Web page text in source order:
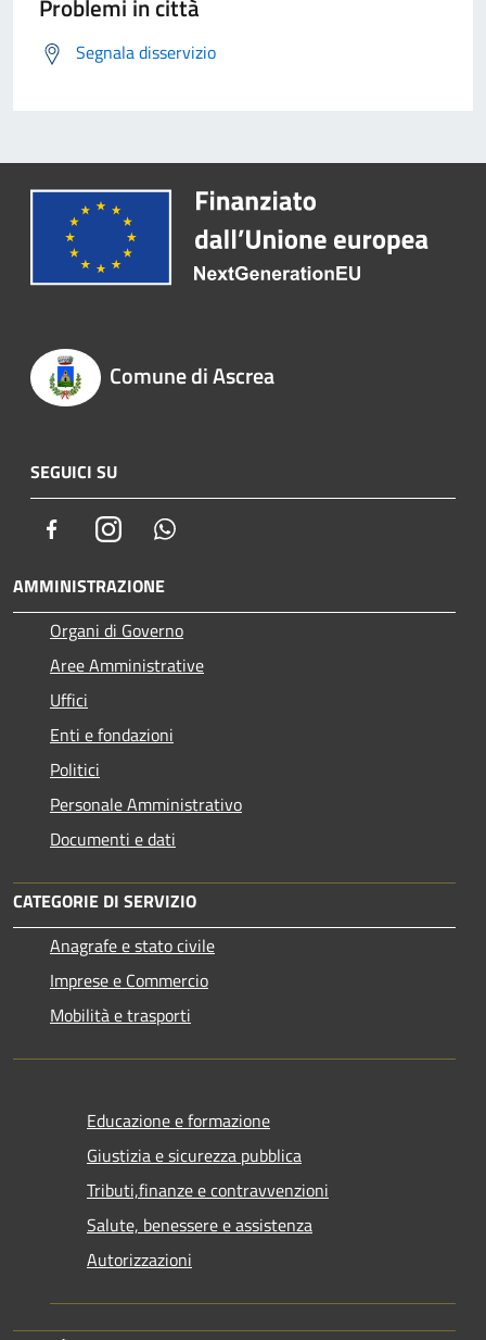
Problemi in città
Segnala disservizio
Comune di Ascrea
SEGUICI SU
FacebookInstagram
AMMINISTRAZIONE
Organi di Governo
Aree Amministrative
Uffici
Enti e fondazioni
Politici
Personale Amministrativo
Documenti e dati
CATEGORIE DI SERVIZIO
Anagrafe e stato civile
Imprese e Commercio
Mobilità e trasporti
Educazione e formazione
Giustizia e sicurezza pubblica
Tributi,finanze e contravvenzioni
Salute, benessere e assistenza
Autorizzazioni